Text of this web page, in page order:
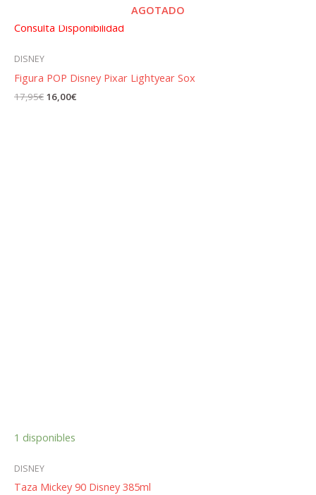
AGOTADO
Consulta Disponibilidad
DISNEY
Figura POP Disney Pixar Lightyear Sox
17,95€ El
16,00€
1 disponibles
DISNEY
Taza Mickey 90 Disney 385ml